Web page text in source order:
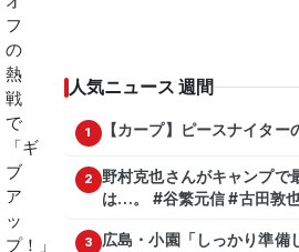
人気ニュース 週間
1 【カープ】ピースナイター
2
野村克也さんがキャンプで
は…。 #谷繁元信 #古田敦
3
広島・小園「しっかり準備